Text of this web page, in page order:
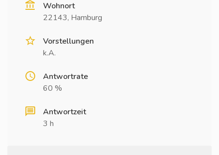
Wohnort
22143, Hamburg
Vorstellungen
k.A.
Antwortrate
60 %
Antwortzeit
3 h